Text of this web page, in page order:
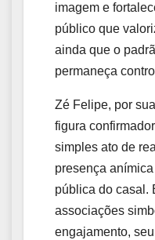
imagem e
público que
ainda que o
permaneça
Zé Felipe, por
figura
simples ato de
presença
pública do casal.
associações
engajamento,